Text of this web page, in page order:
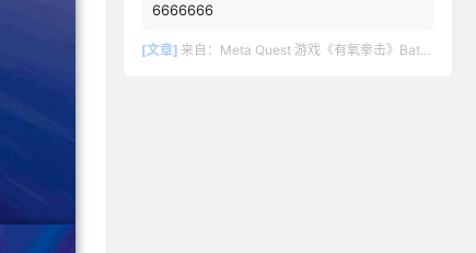
6666666
[文章] 来自： Meta Quest 游戏《有氧拳击》Battle Fit: VR Cardio Boxing